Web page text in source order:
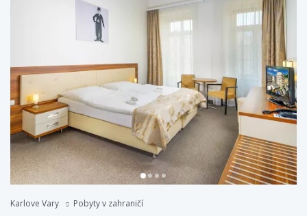
Karlove Vary Pobyty v zahraničí